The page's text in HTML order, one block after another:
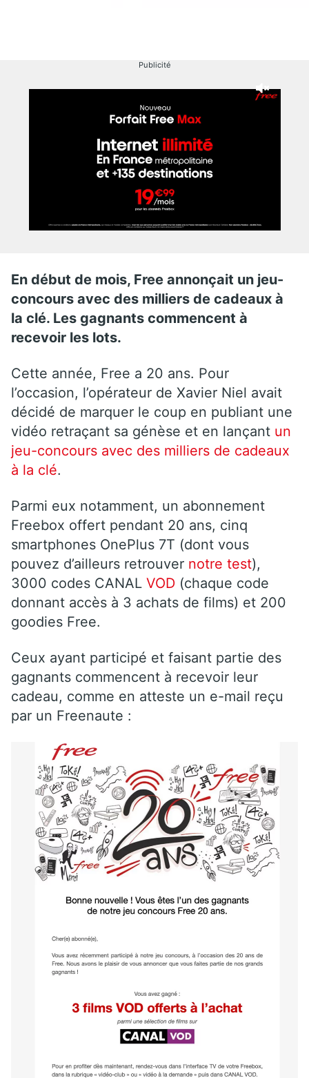
Publicité
En début de mois, Free annonçait un jeu-
concours avec des milliers de cadeaux à
la clé. Les gagnants commencent à
recevoir les lots.
Cette année, Free a 20 ans. Pour
l’occasion, l’opérateur de Xavier Niel avait
décidé de marquer le coup en publiant une
vidéo retraçant sa génèse et en lançant un
jeu-concours avec des milliers de cadeaux
à la clé.
Parmi eux notamment, un abonnement
Freebox offert pendant 20 ans, cinq
smartphones OnePlus 7T (dont vous
pouvez d’ailleurs retrouver notre test),
3000 codes CANAL VOD (chaque code
donnant accès à 3 achats de films) et 200
goodies Free.
Ceux ayant participé et faisant partie des
gagnants commencent à recevoir leur
cadeau, comme en atteste un e-mail reçu
par un Freenaute :